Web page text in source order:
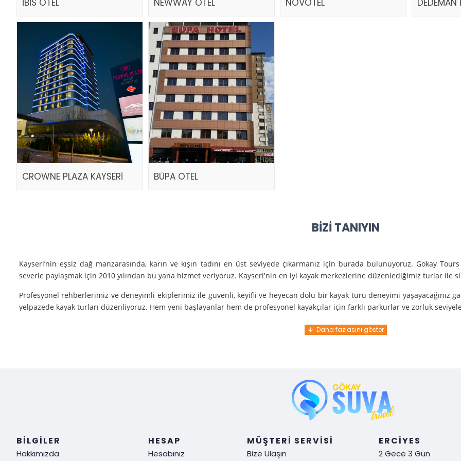
CROWNE PLAZA KAYSERİ BÜPA OTEL
BIZI TANIYIN
Kayseri’nin eşsiz dağ manzarasında, karın ve kışın tadını en üst seviyede çıkarmanız için burada bulunuyoruz. Gokay
severle paylaşmak için 2010 yılından bu yana hizmet veriyoruz. Kayseri'nin en iyi kayak merkezlerine düzenlediğimiz turlar ile
Profesyonel rehberlerimiz ve deneyimli ekiplerimiz ile güvenli, keyifli ve heyecan dolu bir kayak turu deneyimi yaşayacağınız
yelpazede kayak turları düzenliyoruz. Hem yeni başlayanlar hem de profesyonel kayakçılar için farklı parkurlar ve zorluk
Güvenlik: Kayak yaparken güvenliğiniz bizim için her şeyden önce gelir. En kaliteli ekipmanlarla ve uzman rehberlerle sizi güvenle
Müşteri Memnuniyeti: Sizin tatmin olmanız bizim için her şey demek. Tüm detayları önceden planlayarak, size özel, rahat ve
ediyoruz!
BILGILER
Hakkımızda
HESAP
Hesabınız
MÜŞTERI SERVISI
Bize Ulaşın
ERCIYES
2 Gece 3 Gün